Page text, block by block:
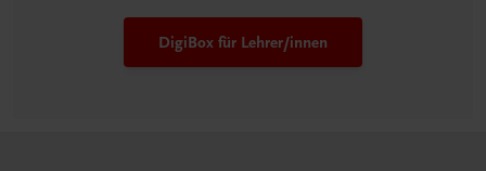
DigiBox für Lehrer/innen